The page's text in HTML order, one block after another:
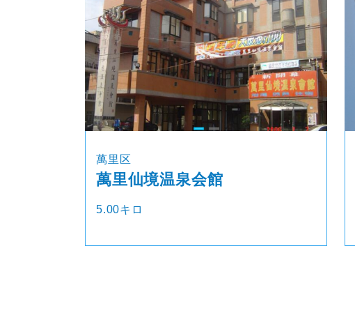
萬里区
萬里仙境温泉会館
5.00キロ